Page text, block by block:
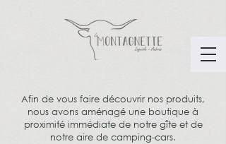
Afin de vous faire découvrir nos produits,
nous avons aménagé une boutique à
proximité immédiate de notre gîte et de
notre aire de camping-cars.